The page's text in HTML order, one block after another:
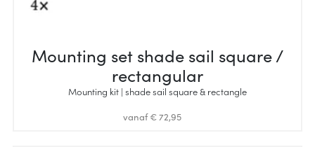
Mounting set shade sail square /
rectangular
Mounting kit | shade sail square & rectangle
vanaf € 72,95